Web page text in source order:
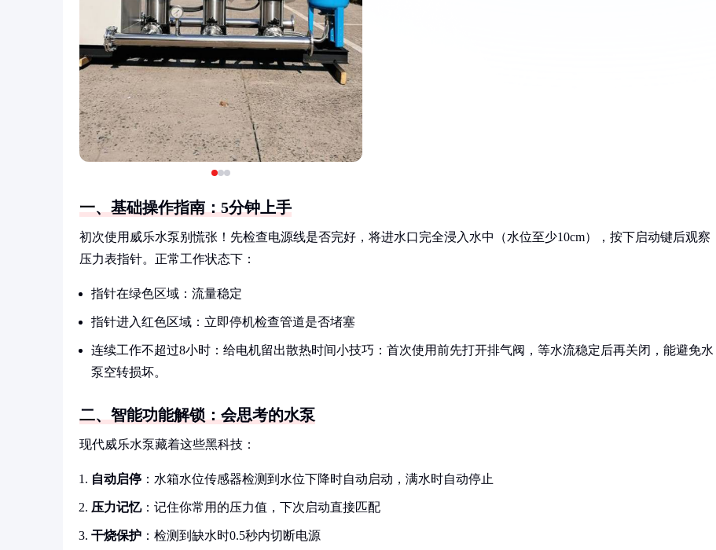
一、基础操作指南：5分钟上手
初次使用威乐水泵别慌张！先检查电源线是否完好，将进水口完全浸入水中（水位至少10cm），按下启动键后观察
压力表指针。正常工作状态下：
指针在绿色区域：流量稳定
指针进入红色区域：立即停机检查管道是否堵塞
连续工作不超过8小时：给电机留出散热时间小技巧：首次使用前先打开排气阀，等水流稳定后再关闭，能避免水
泵空转损坏。
二、智能功能解锁：会思考的水泵
现代威乐水泵藏着这些黑科技：
自动启停 ：水箱水位传感器检测到水位下降时自动启动，满水时自动停止
压力记忆：记住你常用的压力值，下次启动直接匹配
干烧保护 ：检测到缺水时0.5秒内切断电源